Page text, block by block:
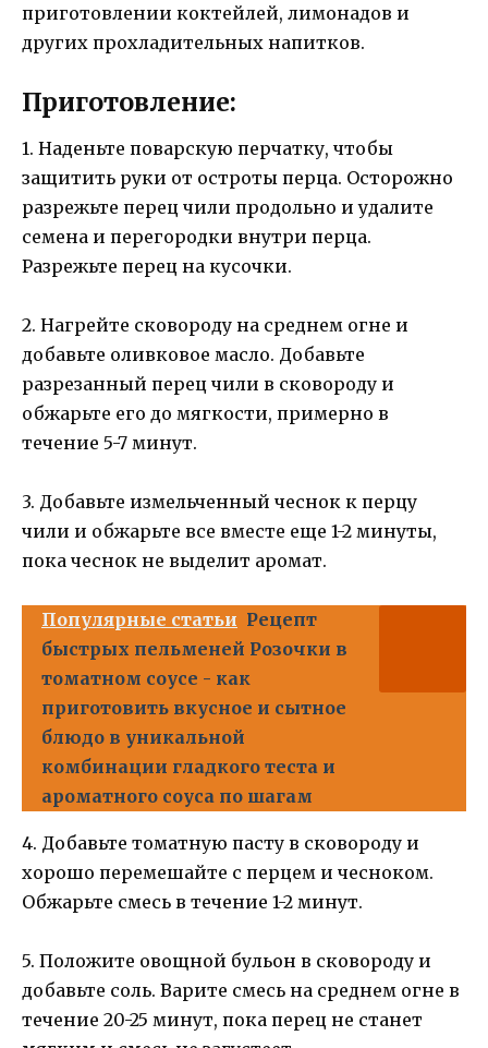
приготовлении коктейлей, лимонадов и
других прохладительных напитков.
Приготовление:
1. Наденьте поварскую перчатку, чтобы
защитить руки от остроты перца. Осторожно
разрежьте перец чили продольно и удалите
семена и перегородки внутри перца.
Разрежьте перец на кусочки.
2. Нагрейте сковороду на среднем огне и
добавьте оливковое масло. Добавьте
разрезанный перец чили в сковороду и
обжарьте его до мягкости, примерно в
течение 5-7 минут.
3. Добавьте измельченный чеснок к перцу
чили и обжарьте все вместе еще 1-2 минуты,
пока чеснок не выделит аромат.
Популярные статьи Рецепт
быстрых пельменей Розочки в
томатном соусе - как
приготовить вкусное и сытное
блюдо в уникальной
комбинации гладкого теста и
ароматного соуса по шагам
4. Добавьте томатную пасту в сковороду и
хорошо перемешайте с перцем и чесноком.
Обжарьте смесь в течение 1-2 минут.
5. Положите овощной бульон в сковороду и
добавьте соль. Варите смесь на среднем огне в
течение 20-25 минут, пока перец не станет